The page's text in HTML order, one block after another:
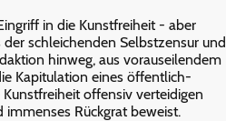
in die Kunstfreiheit - aber
schleichenden Selbstzensur und
hinweg, aus vorauseilendem
Kapitulation eines öffentlich-
offensiv verteidigen
Rückgrat beweist.